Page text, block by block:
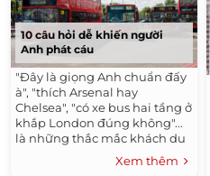
10 câu hỏi dễ khiến người
Anh phát cáu
"Đây là giọng Anh chuẩn đấy
à", "thích Arsenal hay
Chelsea", "có xe bus hai tầng ở
khắp London đúng không"...
là những thắc mắc khách du
lịch thường hỏi về nước Anh.
Xem thêm